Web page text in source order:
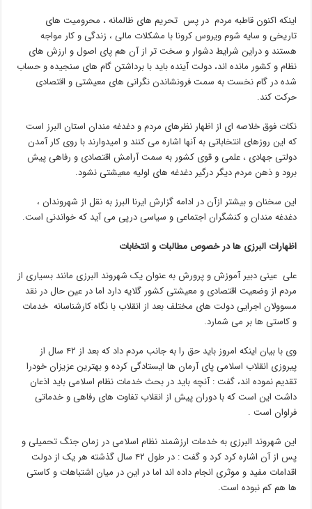
اینکه اکنون قاطبه مردم در پس تحریم های ظالمانه ، محرومیت های
تاریخی و سایه شوم ویروس کرونا با مشکلات مالی ، زندگی و کار مواجه
هستند و دراین شرایط دشوار و سخت تر از آن هم پای اصول و ارزش های
نظام و کشور مانده اند، دولت آینده باید با برداشتن گام های سنجیده و حساب
شده در گام نخست به سمت فرونشاندن نگرانی های معیشتی و اقتصادی
حرکت کند.
نکات فوق خلاصه ای از اظهار نظرهای مردم و دغدغه مندان استان البرز است
که این روزهای انتخاباتی به آنها اشاره می کنند و امیدوارند با روی کار آمدن
دولتی جهادی ، علمی و قوی کشور به سمت آرامش اقتصادی و رفاهی پیش
برود و ذهن مردم دیگر درگیر دغدغه های اولیه معیشتی نشود.
این سخنان و بیشتر ازآن در ادامه گزارش ایرنا البرز به نقل از شهروندان ،
دغدغه مندان و کنشگران اجتماعی و سیاسی درپی می آید که خواندنی است.
اظهارات البرزی ها در خصوص مطالبات و انتخابات
علی عینی دبیر آموزش و پرورش به عنوان یک شهروند البرزی مانند بسیاری از
مردم از وضعیت اقتصادی و معیشتی کشور گلایه دارد اما در عین حال در نقد
مسوولان اجرایی دولت های مختلف بعد از انقلاب با نگاه کارشناسانه خدمات
و کاستی ها بر می شمارد.
وی با بیان اینکه امروز باید حق را به جانب مردم داد که بعد از ۴۲ سال از
پیروزی انقلاب اسلامی پای آرمان ها ایستادگی کرده و بهترین عزیزان خودرا
تقدیم نموده اند، گفت : آنچه باید در بحث خدمات نظام اسلامی باید اذعان
داشت این است که با دوران پیش از انقلاب تفاوت های رفاهی و خدماتی
فراوان است .
این شهروند البرزی به خدمات ارزشمند نظام اسلامی در زمان جنگ تحمیلی و
پس از آن اشاره کرد کرد و گفت : در طول ۴۲ سال گذشته هر یک از دولت
اقدامات مفید و موثری انجام داده اند اما در این در میان اشتباهات و کاستی
ها هم کم نبوده است.